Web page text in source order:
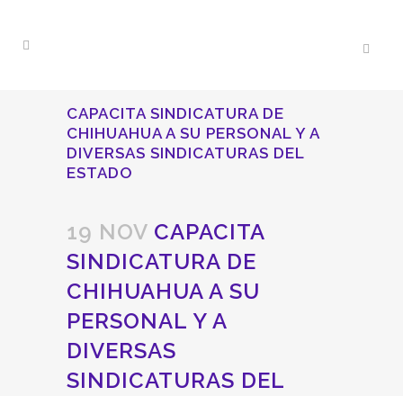
CAPACITA SINDICATURA DE
CHIHUAHUA A SU PERSONAL Y A
DIVERSAS SINDICATURAS DEL
ESTADO
19 NOV CAPACITA
SINDICATURA DE
CHIHUAHUA A SU
PERSONAL Y A
DIVERSAS
SINDICATURAS DEL